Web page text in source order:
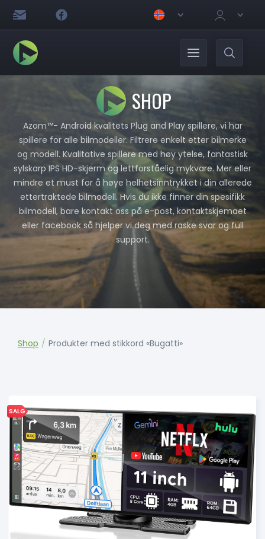
SHOP
Azom™- Android kvalitets Plug and Play spillere, vi har
spillere for alle bilmodeller. Filtrere enkelt etter bilmerke
og modell. Kvalitative spillere med høy ytelse, fantastisk
sylskarp IPS HD-skjerm og lettforståelig mykvare. Mer eller
mindre et must for å høye helhetsinntrykket i din allerede
ettertraktede bilmodell. Hvis du ikke finner din spesifikk
bilmodell, bare kontakt oss på e-post, kontaktskjemaet
eller facebook så hjelper vi deg med raske svar og full
support.
Shop / Produkter med stikkord «Bugatti»
SALG